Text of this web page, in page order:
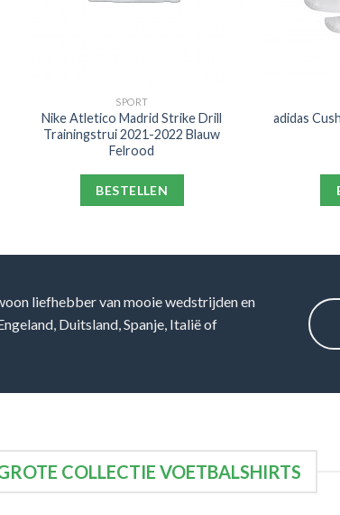
SPORT
Nike Atletico Madrid Strike Drill
Trainingstrui 2021-2022 Blauw
Felrood
BESTELLEN
adidas
liefhebber van mooie wedstrijden en
Duitsland, Spanje, Italië of
COLLECTIE VOETBALSHIRTS